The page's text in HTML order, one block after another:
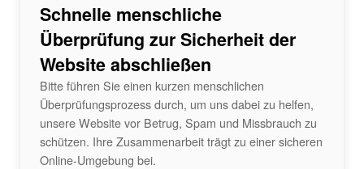
Schnelle menschliche
Überprüfung zur Sicherheit der
Website abschließen
Bitte führen Sie einen kurzen menschlichen
Überprüfungsprozess durch, um uns dabei zu helfen,
unsere Website vor Betrug, Spam und Missbrauch zu
schützen. Ihre Zusammenarbeit trägt zu einer sicheren
Online-Umgebung bei.